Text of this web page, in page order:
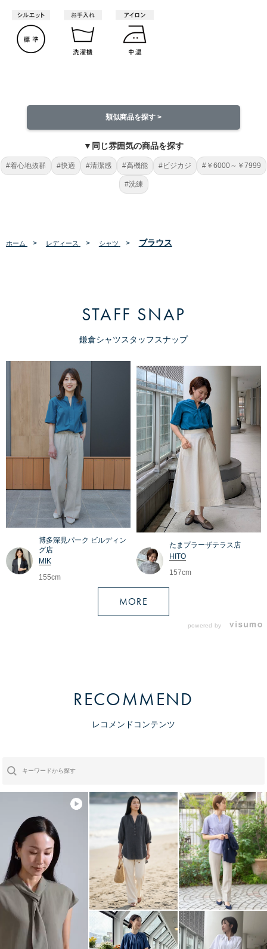
類似商品を探す >
▼同じ雰囲気の商品を探す
#着心地抜群 #快適 #清潔感 #高機能 #ビジカジ #￥6000～￥7999
#洗練
ホーム > レディース > シャツ > ブラウス
STAFF SNAP
鎌倉シャツスタッフスナップ
博多深見パーク ビルディン
グ店
MIK
155cm
たまプラーザテラス店
HITO
157cm
MORE
powered by
RECOMMEND
レコメンドコンテンツ